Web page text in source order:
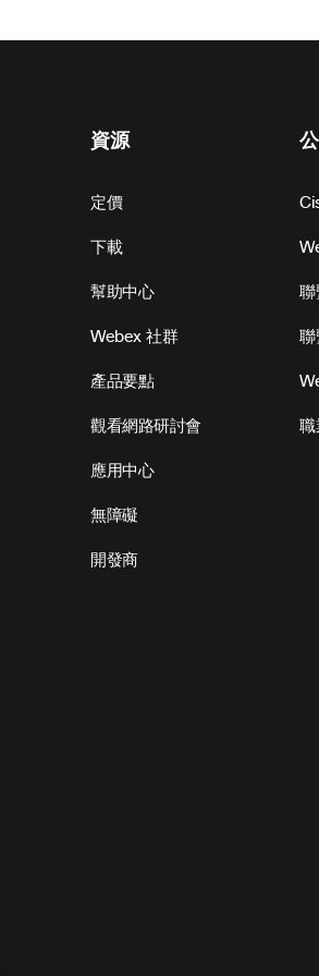
資源
定價
下載
幫助中心
Webex 社群
產品要點
觀看網路研討會
應用中心
無障礙
開發商
聯
聯
職